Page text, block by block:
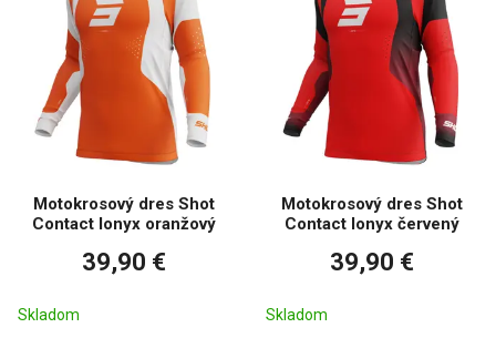
Motokrosový dres Shot
Contact Ionyx oranžový
39,90 €
Skladom
Motokrosový dres Shot
Contact Ionyx červený
39,90 €
Skladom